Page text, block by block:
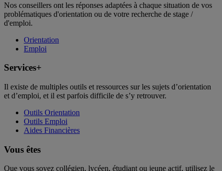
Nos conseillers ont les réponses adaptées à chaque situation de vos
problématiques d'orientation ou de votre recherche de stage /
d'emploi.
Orientation
Emploi
Services+
Il existe de multiples outils et ressources sur les sujets d’orientation
et d’emploi, et il est parfois difficile de s’y retrouver.
Outils Orientation
Outils Emploi
Aides Financières
Vous êtes
Que vous soyez collégien, lycéen, étudiant ou jeune actif, utilisez le